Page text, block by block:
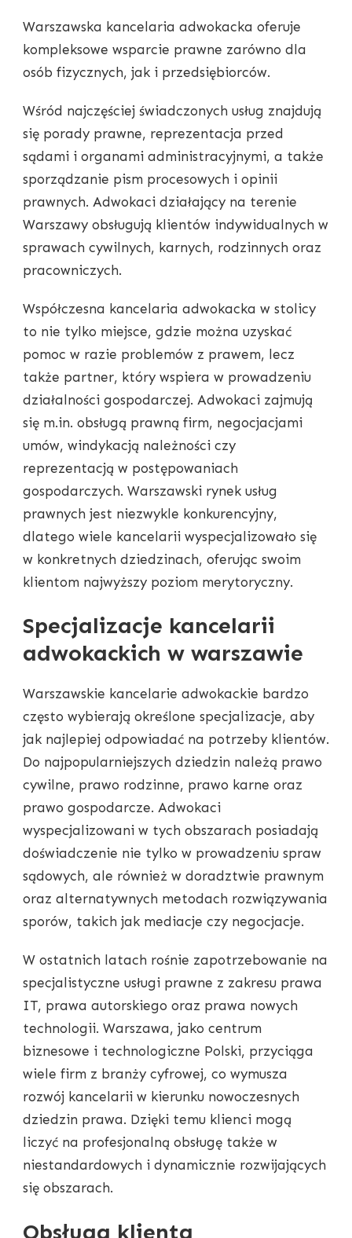
Warszawska kancelaria adwokacka oferuje
kompleksowe wsparcie prawne zarówno dla
osób fizycznych, jak i przedsiębiorców.
Wśród najczęściej świadczonych usług znajdują
się porady prawne, reprezentacja przed
sądami i organami administracyjnymi, a także
sporządzanie pism procesowych i opinii
prawnych. Adwokaci działający na terenie
Warszawy obsługują klientów indywidualnych w
sprawach cywilnych, karnych, rodzinnych oraz
pracowniczych.
Współczesna kancelaria adwokacka w stolicy
to nie tylko miejsce, gdzie można uzyskać
pomoc w razie problemów z prawem, lecz
także partner, który wspiera w prowadzeniu
działalności gospodarczej. Adwokaci zajmują
się m.in. obsługą prawną firm, negocjacjami
umów, windykacją należności czy
reprezentacją w postępowaniach
gospodarczych. Warszawski rynek usług
prawnych jest niezwykle konkurencyjny,
dlatego wiele kancelarii wyspecjalizowało się
w konkretnych dziedzinach, oferując swoim
klientom najwyższy poziom merytoryczny.
Specjalizacje kancelarii
adwokackich w warszawie
Warszawskie kancelarie adwokackie bardzo
często wybierają określone specjalizacje, aby
jak najlepiej odpowiadać na potrzeby klientów.
Do najpopularniejszych dziedzin należą prawo
cywilne, prawo rodzinne, prawo karne oraz
prawo gospodarcze. Adwokaci
wyspecjalizowani w tych obszarach posiadają
doświadczenie nie tylko w prowadzeniu spraw
sądowych, ale również w doradztwie prawnym
oraz alternatywnych metodach rozwiązywania
sporów, takich jak mediacje czy negocjacje.
W ostatnich latach rośnie zapotrzebowanie na
specjalistyczne usługi prawne z zakresu prawa
IT, prawa autorskiego oraz prawa nowych
technologii. Warszawa, jako centrum
biznesowe i technologiczne Polski, przyciąga
wiele firm z branży cyfrowej, co wymusza
rozwój kancelarii w kierunku nowoczesnych
dziedzin prawa. Dzięki temu klienci mogą
liczyć na profesjonalną obsługę także w
niestandardowych i dynamicznie rozwijających
się obszarach.
Obsługa klienta